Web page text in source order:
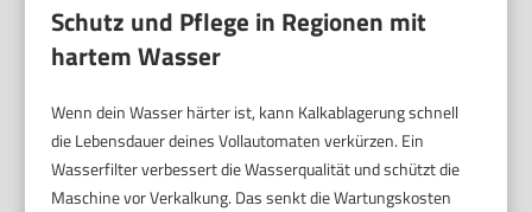
Schutz und Pflege in Regionen mit
hartem Wasser
Wenn dein Wasser härter ist, kann Kalkablagerung schnell
die Lebensdauer deines Vollautomaten verkürzen. Ein
Wasserfilter verbessert die Wasserqualität und schützt die
Maschine vor Verkalkung. Das senkt die Wartungskosten